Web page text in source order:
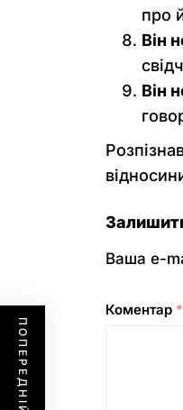
про
Він
Він
Ваша e-
Коментар *